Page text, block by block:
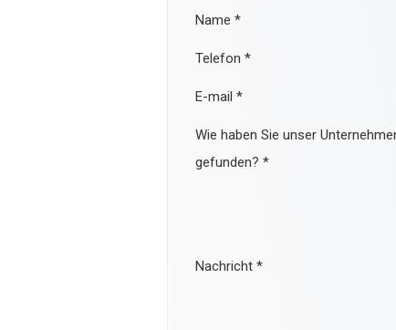
Name *
Telefon *
E-mail *
Wie haben Sie unser
gefunden? *
Nachricht *